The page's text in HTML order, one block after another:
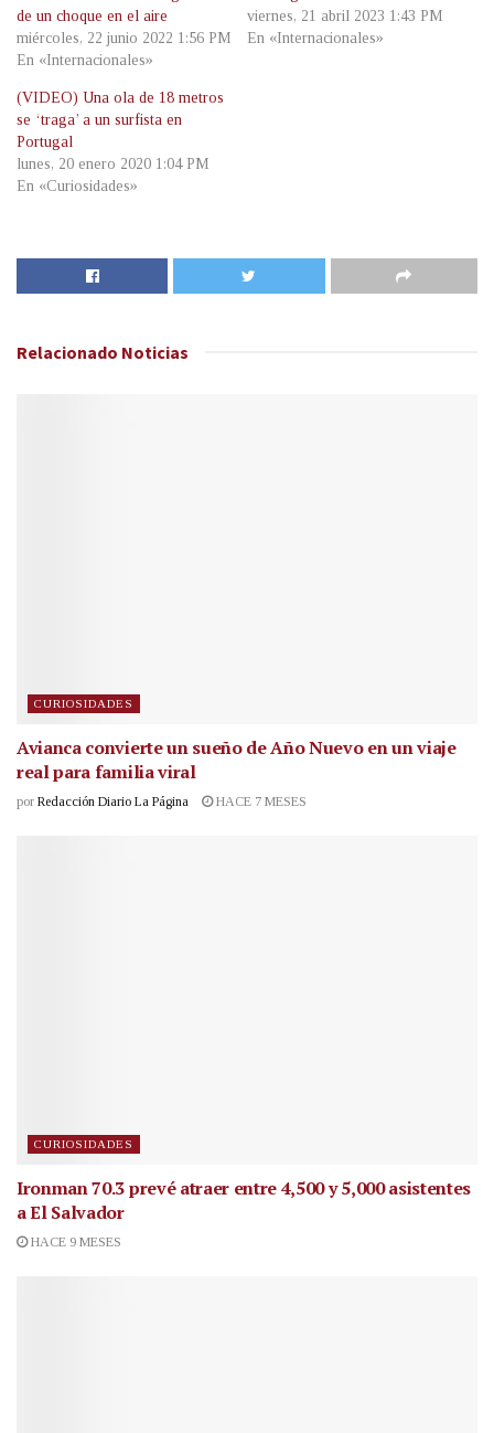
de un choque en el aire
miércoles, 22 junio 2022 1:56 PM
En «Internacionales»
viernes, 21 abril 2023 1:43 PM
En «Internacionales»
(VIDEO) Una ola de 18 metros
se ‘traga’ a un surfista en
Portugal
lunes, 20 enero 2020 1:04 PM
En «Curiosidades»
Relacionado Noticias
CURIOSIDADES
Avianca convierte un sueño de Año Nuevo en un viaje
real para familia viral
por Redacción Diario La Página HACE 7 MESES
CURIOSIDADES
Ironman 70.3 prevé atraer entre 4,500 y 5,000 asistentes
a El Salvador
HACE 9 MESES